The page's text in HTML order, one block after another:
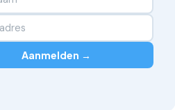
Aanmelden →